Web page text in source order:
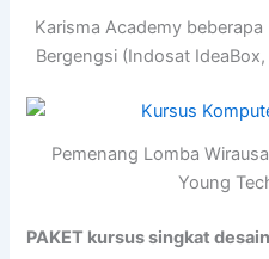
Karisma Academy
Bergengsi (Indosat
Pemenang Lomba
Young
PAKET kursus singkat